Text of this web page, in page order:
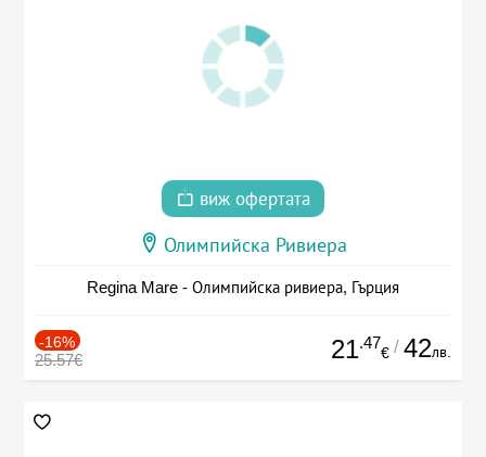
виж офертата
Олимпийска Ривиера
Regina Mare - Олимпийска ривиера, Гърция
-16%
25.57€ 21.47
€ / 42лв.